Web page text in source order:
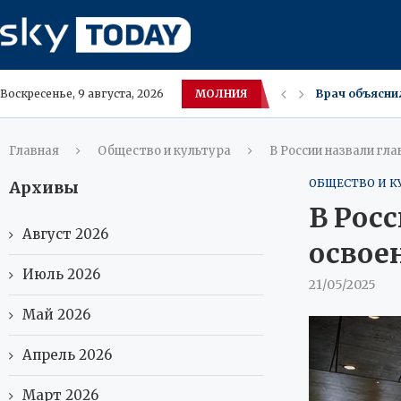
Воскресенье, 9 августа, 2026 МОЛНИЯ Российский
КГБ‑фляжки
В России к
Володин
Для
В Махачкале
Пожар в
Главная Общество и культура В России назвали
ОБЩЕСТВО И
В
21/05/2025
Архивы
Август 2026
Июль 2026
Май 2026
Апрель 2026
Март 2026